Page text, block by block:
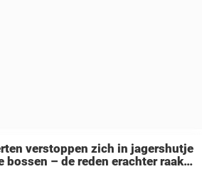
verstoppen zich in jagershutje
bossen – de reden erachter raakt